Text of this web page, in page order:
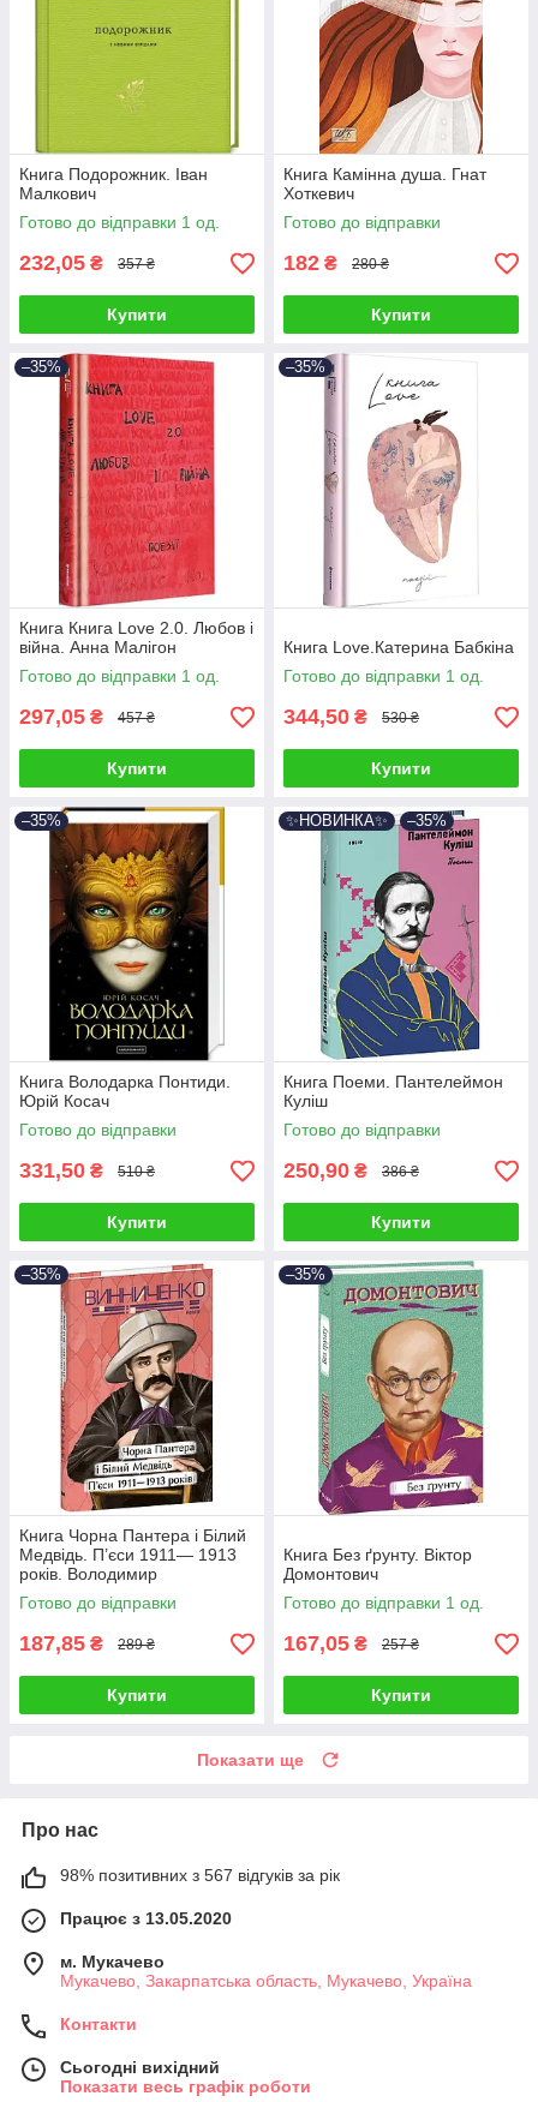
Книга Подорожник. Іван
Малкович
Готово до відправки 1 од.
232,05 ₴ 357 ₴
Купити
Книга Камінна душа. Гнат
Хоткевич
Готово до відправки
182 ₴ 280 ₴
Купити
–35%
Книга Книга Love 2.0. Любов і
війна. Анна Малігон
Готово до відправки 1 од.
297,05 ₴ 457 ₴
Купити
–35%
Книга Love.Катерина Бабкіна
Готово до відправки 1 од.
344,50 ₴ 530 ₴
Купити
–35%
Книга Володарка Понтиди.
Юрій Косач
Готово до відправки
331,50 ₴ 510 ₴
Купити
✨НОВИНКА✨ –35%
Книга Поеми. Пантелеймон
Куліш
Готово до відправки
250,90 ₴ 386 ₴
Купити
–35%
Книга Чорна Пантера i Білий
Медвідь. П’єси 1911— 1913
років. Володимир
Винниченко
Готово до відправки
187,85 ₴ 289 ₴
Купити
–35%
Книга Без ґрунту. Віктор
Домонтович
Готово до відправки 1 од.
167,05 ₴ 257 ₴
Купити
Показати ще
Про нас
98% позитивних з 567 відгуків за рік
Працює з 13.05.2020
м. Мукачево
Мукачево, Закарпатська область, Мукачево, Україна
Контакти
Сьогодні вихідний
Показати весь графік роботи